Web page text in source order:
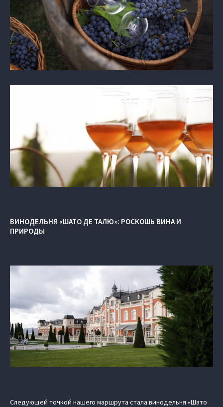
ВИНОДЕЛЬНЯ «ШАТО ДЕ ТАЛЮ»: РОСКОШЬ ВИНА И
ПРИРОДЫ
Следующей точкой нашего маршрута стала винодельня «Шато